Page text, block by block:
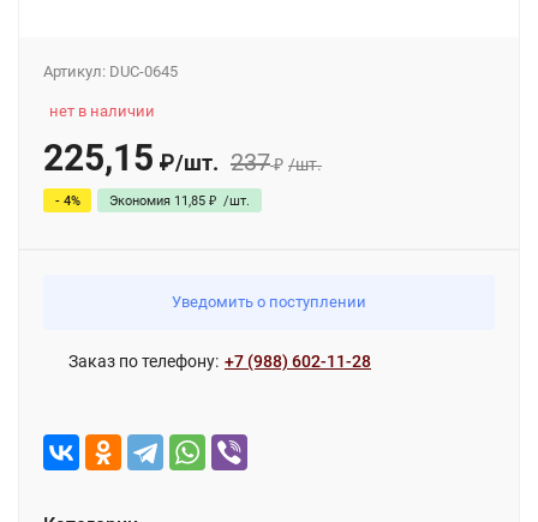
Артикул: DUC-0645
нет в наличии
225,15 ₽/шт. 237₽ /шт.
- 4% Экономия 11,85 ₽ /шт.
Уведомить о поступлении
Заказ по телефону: +7 (988) 602-11-28